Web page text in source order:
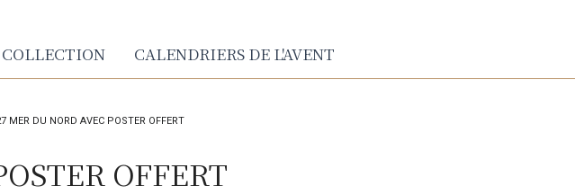
COLLECTION CALENDRIERS DE L'AVENT
MER DU NORD AVEC POSTER OFFERT
OFFERT